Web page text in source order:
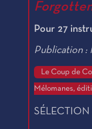
Pour 27
Publication :
Le Coup de
Mélomanes,
SÉLECTION